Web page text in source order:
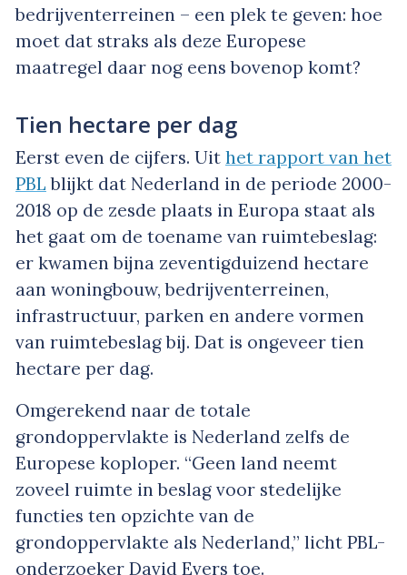
bedrijventerreinen – een plek te geven: hoe
moet dat straks als deze Europese
maatregel daar nog eens bovenop komt?
Tien hectare per dag
Eerst even de cijfers. Uit het rapport van het
PBL blijkt dat Nederland in de periode 2000-
2018 op de zesde plaats in Europa staat als
het gaat om de toename van ruimtebeslag:
er kwamen bijna zeventigduizend hectare
aan woningbouw, bedrijventerreinen,
infrastructuur, parken en andere vormen
van ruimtebeslag bij. Dat is ongeveer tien
hectare per dag.
Omgerekend naar de totale
grondoppervlakte is Nederland zelfs de
Europese koploper. “Geen land neemt
zoveel ruimte in beslag voor stedelijke
functies ten opzichte van de
grondoppervlakte als Nederland,” licht PBL-
onderzoeker David Evers toe.